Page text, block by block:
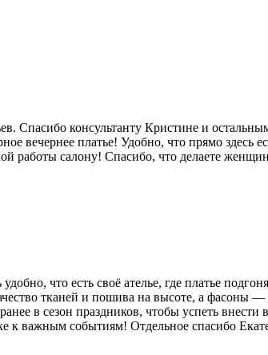
Спасибо консультанту Кристине и
вечернее платье! Удобно, что прямо здесь
работы салону! Спасибо, что делаете женщин
что есть своё ателье, где платье
тканей и пошива на высоте, а фасоны
в сезон праздников, чтобы успеть
важным событиям! Отдельное спасибо